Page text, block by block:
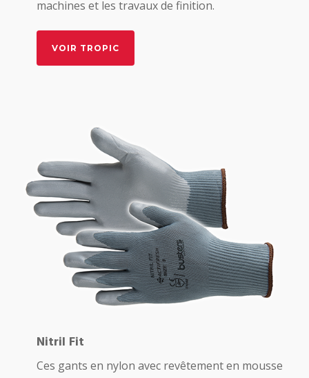
machines et les travaux de finition.
VOIR TROPIC
Nitril Fit
Ces gants en nylon avec revêtement en mousse